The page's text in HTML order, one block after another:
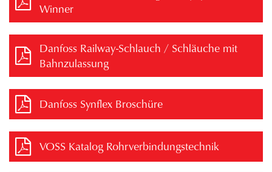
Winner
Danfoss Railway-Schlauch / Schläuche mit
Bahnzulassung
Danfoss Synflex Broschüre
VOSS Katalog Rohrverbindungstechnik